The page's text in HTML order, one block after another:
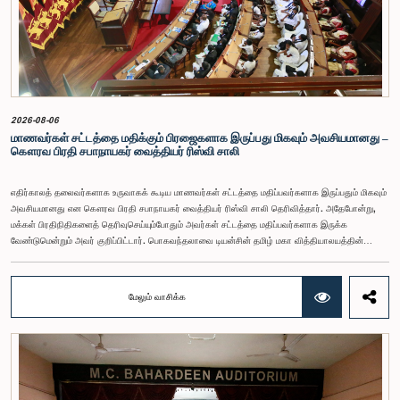
2026-08-06
மாணவர்கள் சட்டத்தை மதிக்கும் பிரஜைகளாக இருப்பது மிகவும் அவசியமானது –
கௌரவ பிரதி சபாநாயகர் வைத்தியர் ரிஸ்வி சாலி
எதிர்காலத் தலைவர்களாக உருவாகக் கூடிய மாணவர்கள் சட்டத்தை மதிப்பவர்களாக இருப்பதும் மிகவும்
அவசியமானது என கௌரவ பிரதி சபாநாயகர் வைத்தியர் ரிஸ்வி சாலி தெரிவித்தார். அதேபோன்று,
மக்கள் பிரதிநிதிகளைத் தெரிவுசெய்யும்போதும் அவர்கள் சட்டத்தை மதிப்பவர்களாக இருக்க
வேண்டுமென்றும் அவர் குறிப்பிட்டார். பொகவந்தலாவை டியன்சின் தமிழ் மகா வித்தியாலயத்தின்
உரையாற்றும்போதே பிரதி சபாநாயகர் இதனைத் தெரிவித்தார்.பொகவந்தலாவை டியன்சின் தமிழ் மகா
வித்தியாலயத்தின் மாணவர் பாராளுமன்ற நடவடிக்கைகள் தொடர்பான நடைமுறை அனுபவத்தையும்
ஜனநாயக ஆட்சி செயன்முறை தொடர்பான புரிதலையும் வழங்கும் நோக்கில் ஜனாதிபதி செயலகம்,
இலங்கை பாராளுமன்றத்தின் தொடர்பாடல் திணைக்களம் மற்றும் கல்வி அமைச்சு ஆகியன இணைந்து
இந்த நிகழ்ச்சித்திட்டத்தை ஏற்பாடு செய்திருந்தன.இங்கு மேலும் உரையாற்றிய கௌரவ பிரதி
சபாநாயகர், மாணவர் பராயம் முதலே ஒழுக்கத்திற்கு முன்னுரிமையளிக்க வேண்டும் என்றும், பெற்றோர்,
ஆசிரியர்கள் உள்ளிட்ட பெரியோருக்கு மதிப்பளித்து கஷ்டத்தை உணர்ந்து வாழ்க்கையில் முன்னேறுவதில்
மேலும் வாசிக்க